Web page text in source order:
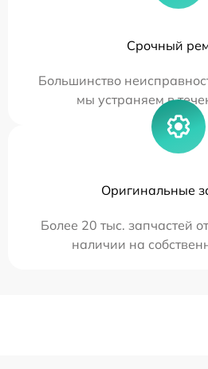
Срочный
Большинство
мы устраняем в
Оригинальные
Более 20 тыс. запчастей
наличии на